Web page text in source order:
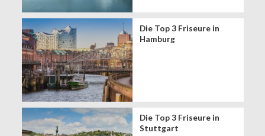
Die Top 3 Friseure in
Hamburg
Die Top 3 Friseure in
Stuttgart